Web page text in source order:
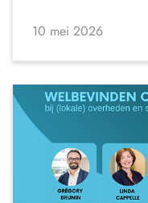
10 mei 2026